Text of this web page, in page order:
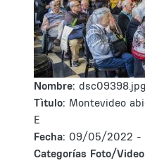
Nombre: dsc09398.jpg
Tìtulo: Montevideo
E
Fecha: 09/05/2022 -
Categorías Foto/